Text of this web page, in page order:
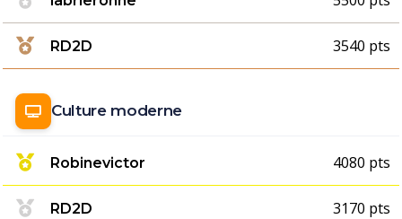
RD2D 3540 pts
Culture moderne
Robinevictor 4080 pts
RD2D 3170 pts